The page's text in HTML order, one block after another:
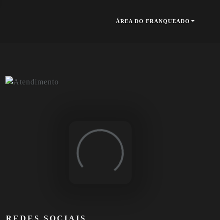
ÁREA DO FRANQUEADO
Loading...
REDES SOCIAIS